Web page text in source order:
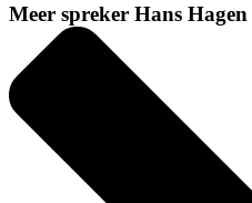
Meer spreker Hans Hagen